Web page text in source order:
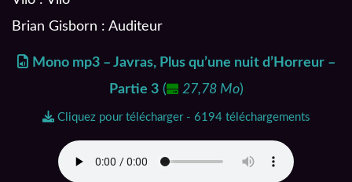
Brian Gisborn : Auditeur
Mono mp3 – Javras, Plus qu’une nuit d’Horreur –
Partie 3( 27,78 Mo)
Cliquez pour télécharger - 6194 téléchargements